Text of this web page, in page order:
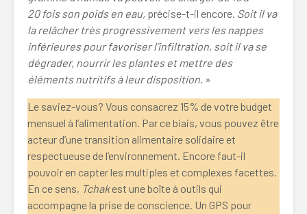
20 fois son poids en eau, précise-t-il encore. Soit il va
la relâcher très progressivement vers les nappes
inférieures pour favoriser l’infiltration, soit il va se
dégrader, nourrir les plantes et mettre des
éléments nutritifs à leur disposition. »
Le saviez-vous? Vous consacrez 15% de votre budget
mensuel à l’alimentation. Par ce biais, vous pouvez être
acteur d’une transition alimentaire solidaire et
respectueuse de l’environnement. Encore faut-il
pouvoir en capter les multiples et complexes facettes.
En ce sens, Tchakest une boîte à outils qui
accompagne la prise de conscience. Un GPS pour